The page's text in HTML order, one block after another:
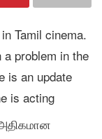
Tamil cinema.
problem in the
is an update
is acting
அதிகமான